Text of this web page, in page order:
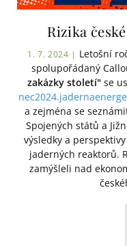
Rizika
1. 7. 2024 | Letošní
spolupořádaný
zakázky století" se
a zejména se
Spojených států a
výsledky a
jaderných reaktorů.
zamýšleli nad